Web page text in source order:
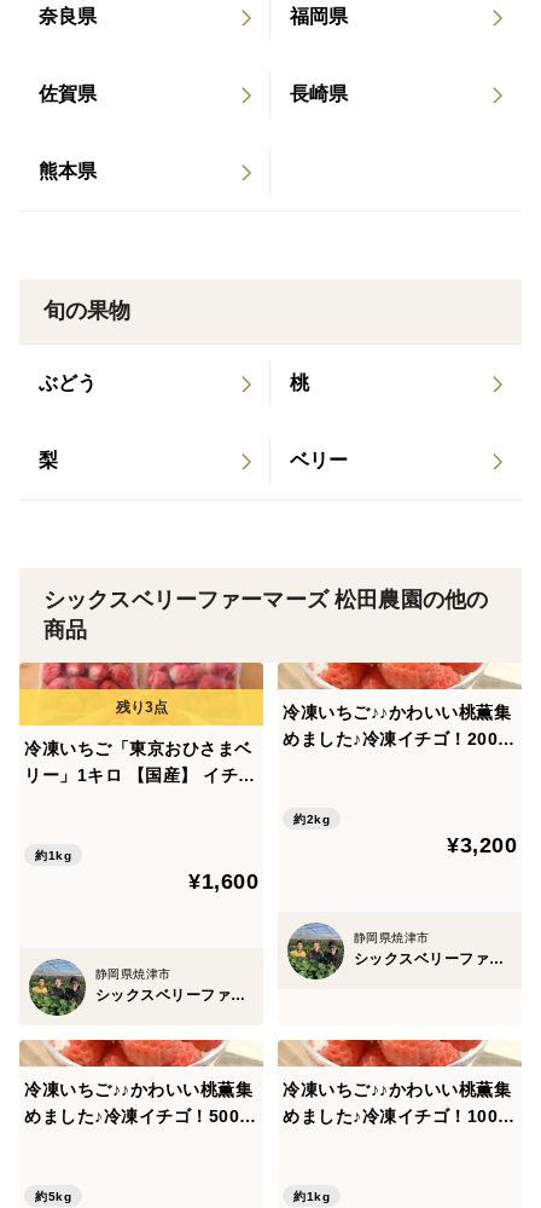
奈良県 福岡県
佐賀県 長崎県
熊本県
旬の果物
ぶどう 桃
梨 ベリー
シックスベリーファーマーズ 松田農園の他の
商品
冷凍いちご「東京おひさまベ
リー」1キロ 【国産】 イチゴ
ジャム 【ご希望の方にはバー
スデーカード同封します♪】
約1kg
¥1,600
静岡県焼津市
シックスベリーファーマーズ 松田農園
冷凍いちご♪♪かわいい桃薫集
めました♪冷凍イチゴ！2000
希望の方にはバースデーカー
約2kg
¥3,200
静岡県焼津市
シックスベリーファーマーズ 松田農園
冷凍いちご♪♪かわいい桃薫集
めました♪冷凍イチゴ！5000
【ご希望の方にはバースデー
約5kg
冷凍いちご♪♪かわいい桃薫集
めました♪冷凍イチゴ！1000
希望の方にはバースデーカー
約1kg